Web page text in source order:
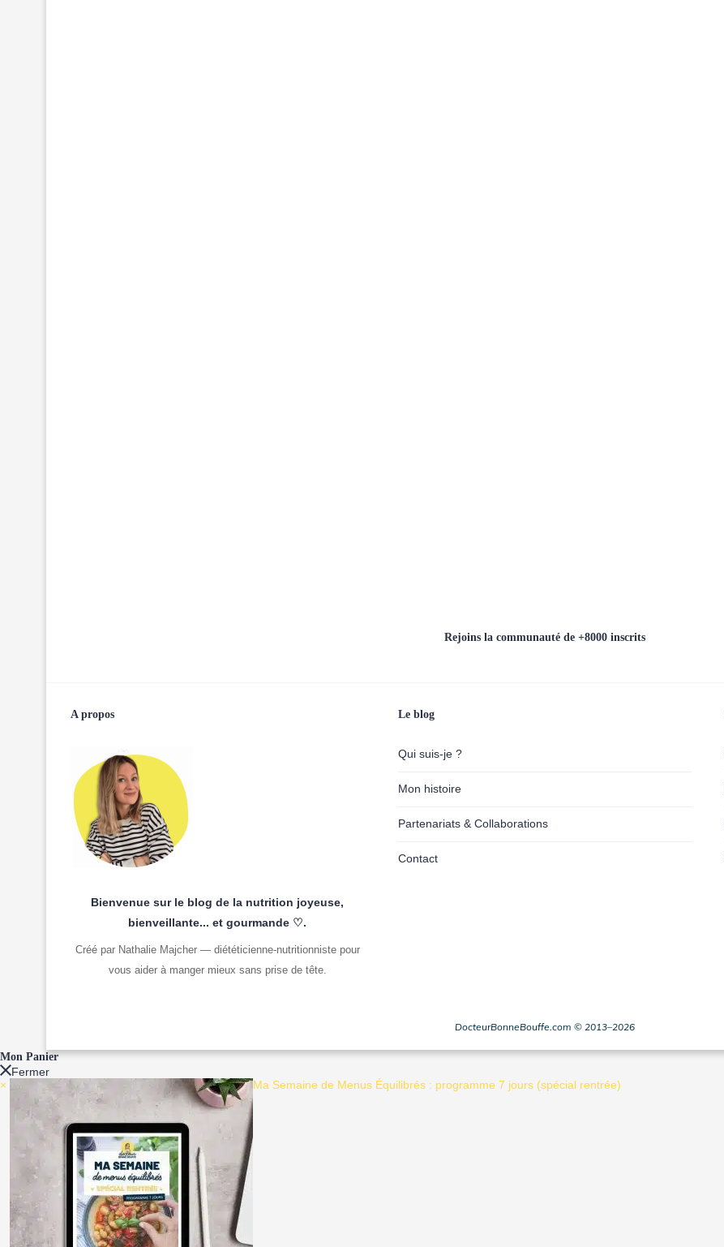
Rejoins la communauté de +8000 inscrits
A propos
Bienvenue sur le blog de la nutrition joyeuse,
bienveillante... et gourmande ♡.
Créé par Nathalie Majcher — diététicienne-nutritionniste pour
vous aider à manger mieux sans prise de tête.
Le blog
Qui suis-je ?
Mon histoire
Partenariats & Collaborations
Contact
DocteurBonneBouffe.com © 2013–2026
Mon Panier
Fermer
×
Ma Semaine de Menus Équilibrés : programme 7 jours (spécial rentrée)